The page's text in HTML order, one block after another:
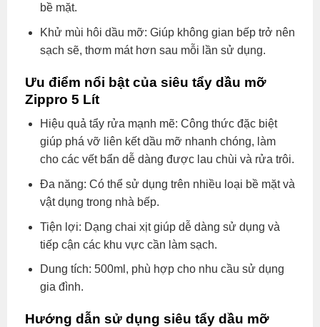
bề mặt.
Khử mùi hôi dầu mỡ: Giúp không gian bếp trở nên
sạch sẽ, thơm mát hơn sau mỗi lần sử dụng.
Ưu điểm nổi bật của siêu tẩy dầu mỡ
Zippro 5 Lít
Hiệu quả tẩy rửa mạnh mẽ: Công thức đặc biệt
giúp phá vỡ liên kết dầu mỡ nhanh chóng, làm
cho các vết bẩn dễ dàng được lau chùi và rửa trôi.
Đa năng: Có thể sử dụng trên nhiều loại bề mặt và
vật dụng trong nhà bếp.
Tiện lợi: Dạng chai xịt giúp dễ dàng sử dụng và
tiếp cận các khu vực cần làm sạch.
Dung tích: 500ml, phù hợp cho nhu cầu sử dụng
gia đình.
Hướng dẫn sử dụng siêu tẩy dầu mỡ